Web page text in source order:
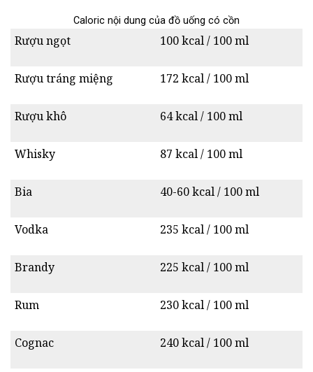
Caloric nội dung của đồ uống có cồn
Rượu ngọt 100 kcal / 100 ml
Rượu tráng miệng 172 kcal / 100 ml
Rượu khô 64 kcal / 100 ml
Whisky 87 kcal / 100 ml
Bia 40-60 kcal / 100 ml
Vodka 235 kcal / 100 ml
Brandy 225 kcal / 100 ml
Rum 230 kcal / 100 ml
Cognac 240 kcal / 100 ml